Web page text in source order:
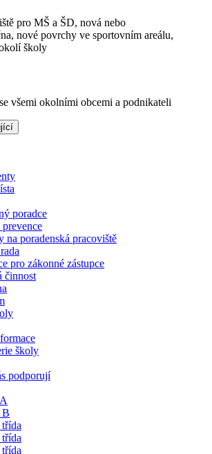
pro MŠ a ŠD, nová nebo
nové povrchy ve sportovním areálu,
školy
všemi okolními obcemi a podnikateli
poradce
na poradenská pracoviště
pro zákonné zástupce
činnost
školy
podporují
B
třída